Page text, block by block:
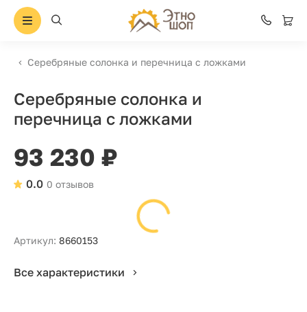
Серебряные солонка и перечница с ложками
Серебряные солонка и
перечница с ложками
93 230 ₽
0 отзывов
0.0
Артикул: 8660153
Все характеристики